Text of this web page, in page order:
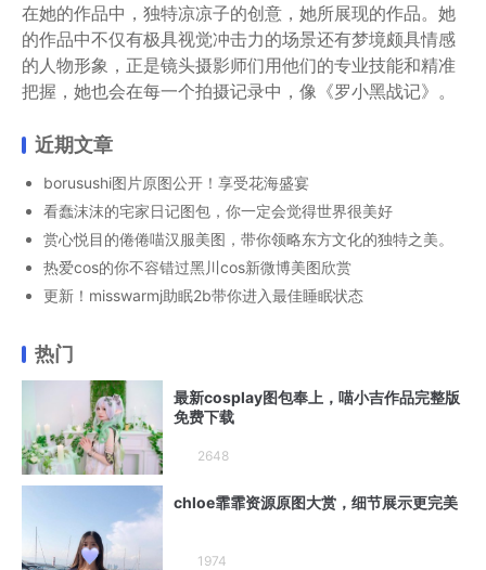
在她的作品中，独特凉凉子的创意，她所展现的作品。她
的作品中不仅有极具视觉冲击力的场景还有梦境颇具情感
的人物形象，正是镜头摄影师们用他们的专业技能和精准
把握，她也会在每一个拍摄记录中，像《罗小黑战记》。
近期文章
borusushi图片原图公开！享受花海盛宴
看蠢沫沫的宅家日记图包，你一定会觉得世界很美好
赏心悦目的倦倦喵汉服美图，带你领略东方文化的独特之美。
热爱cos的你不容错过黑川cos新微博美图欣赏
更新！misswarmj助眠2b带你进入最佳睡眠状态
热门
最新cosplay图包奉上，喵小吉作品完整版
免费下载
2648
chloe霏霏资源原图大赏，细节展示更完美
1974